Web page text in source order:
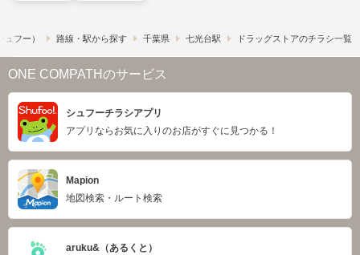
フー） 路線・駅から探す 千葉県 七光台駅 ドラッグストアのチラシ一覧
ONE COMPATHのサービス
シュフーチラシアプリ
アプリならお気に入りのお店がすぐに見つかる！
Mapion
地図検索・ルート検索
aruku&（あるくと）